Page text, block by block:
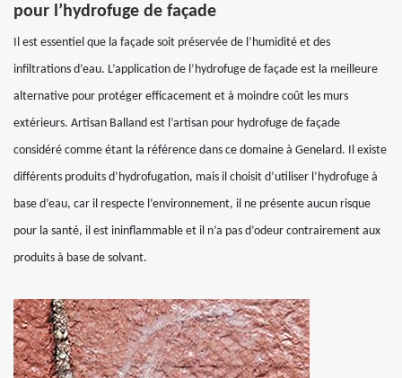
pour l’hydrofuge de façade
Il est essentiel que la façade soit préservée de l’humidité et des
infiltrations d’eau. L’application de l’hydrofuge de façade est la meilleure
alternative pour protéger efficacement et à moindre coût les murs
extérieurs. Artisan Balland est l’artisan pour hydrofuge de façade
considéré comme étant la référence dans ce domaine à Genelard. Il existe
différents produits d’hydrofugation, mais il choisit d’utiliser l’hydrofuge à
base d’eau, car il respecte l’environnement, il ne présente aucun risque
pour la santé, il est ininflammable et il n’a pas d’odeur contrairement aux
produits à base de solvant.